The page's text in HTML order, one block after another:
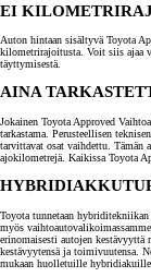
EI
Auton hintaan sisältyvä Toyota
kilometrirajoitusta. Voit siis ajaa
täyttymisestä.
AINA
Jokainen Toyota Approved
tarkastama. Perusteellisen
tarvittavat osat vaihdettu. Tämän
ajokilometrejä. Kaikissa Toyota
Toyota tunnetaan
myös
erinomaisesti autojen kestävyyttä
kestävyytensä ja toimivuutensa.
mukaan huolletuille